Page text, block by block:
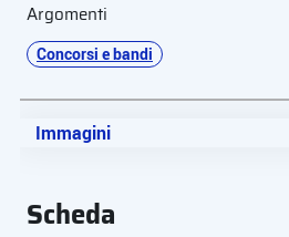
Argomenti
Concorsi e bandi
Scheda
Immagini